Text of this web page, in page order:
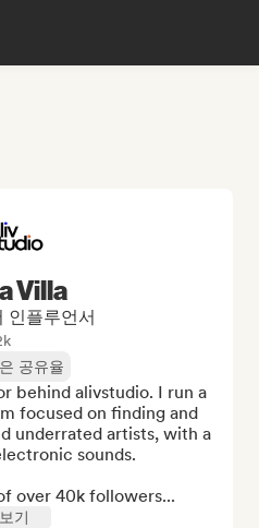
Villa
인플루언서
공유율
behind alivstudio. I run a
focused on finding and
underrated artists, with a
sounds.
over 40k followers...
기